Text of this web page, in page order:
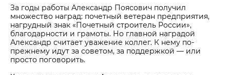
За годы работы Александр Поясович получил
множество наград: почетный ветеран предприятия,
нагрудный знак «Почетный строитель России»,
благодарности и грамоты. Но главной наградой
Александр считает уважение коллег. К нему по-
прежнему идут за советом, за поддержкой — или
просто поговорить.